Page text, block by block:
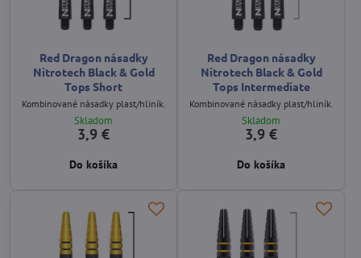
Red Dragon násadky
Nitrotech Black & Gold
Tops Short
Kombinované násadky plast/hliník.
Skladom
3,9 €
Do košíka
Red Dragon násadky
Nitrotech Black & Gold
Tops Intermediate
Kombinované násadky plast/hliník.
Skladom
3,9 €
Do košíka